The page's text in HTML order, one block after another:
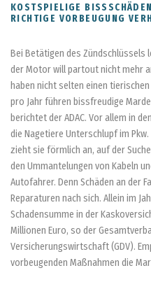
KOSTSPIELIGE
RICHTIGE VORBEUGUNG
Bei Betätigen des Zündschlüssels
der Motor will partout nicht mehr
haben nicht selten einen
pro Jahr führen bissfreudige
berichtet der ADAC. Vor allem in
die Nagetiere Unterschlupf im
zieht sie förmlich an, auf der
den Ummantelungen von Kabeln
Autofahrer. Denn Schäden an der
Reparaturen nach sich. Allein im
Schadensumme in der
Millionen Euro, so der
Versicherungswirtschaft (GDV).
vorbeugenden Maßnahmen die